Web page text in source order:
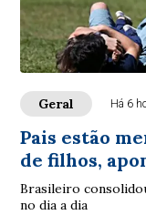
Geral Há 6
Pais estão
de filhos,
Brasileiro
no dia a dia